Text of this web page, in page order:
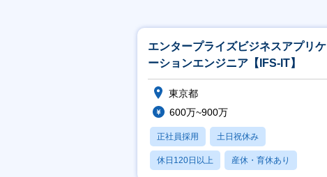
エンタープライズビジネスアプリケ
ーションエンジニア【IFS-IT】
東京都
600万~900万
正社員採用 土日祝休み
休日120日以上 産休・育休あり